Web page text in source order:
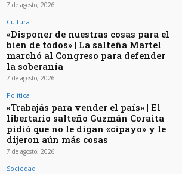
7 de agosto, 2026
Cultura
«Disponer de nuestras cosas para el
bien de todos» | La salteña Martel
marchó al Congreso para defender
la soberanía
7 de agosto, 2026
Política
«Trabajás para vender el país» | El
libertario salteño Guzmán Coraita
pidió que no le digan «cipayo» y le
dijeron aún más cosas
7 de agosto, 2026
Sociedad